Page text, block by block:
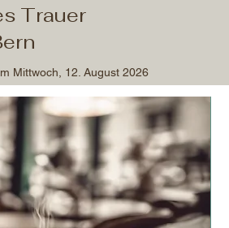
Mittwoch, 12. August 2026
Trauer